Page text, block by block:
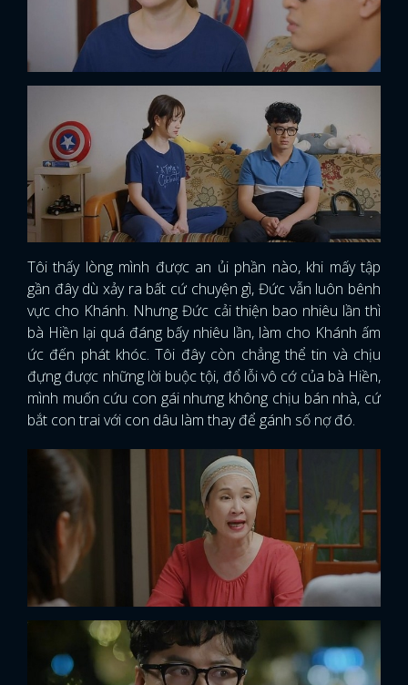
Tôi thấy lòng mình được an ủi phần nào, khi mấy tập
gần đây dù xảy ra bất cứ chuyện gì, Đức vẫn luôn bênh
vực cho Khánh. Nhưng Đức cải thiện bao nhiêu lần thì
bà Hiền lại quá đáng bấy nhiêu lần, làm cho Khánh ấm
ức đến phát khóc. Tôi đây còn chẳng thể tin và chịu
đựng được những lời buộc tội, đổ lỗi vô cớ của bà Hiền,
mình muốn cứu con gái nhưng không chịu bán nhà, cứ
bắt con trai với con dâu làm thay để gánh số nợ đó.